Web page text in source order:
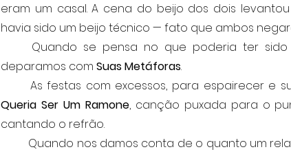
eram um casal. A cena do beijo dos dois
havia sido um beijo técnico — fato que ambos
deparamos com Suas Metáforas.
Queria Ser Um Ramone, canção puxada para o
cantando o refrão.